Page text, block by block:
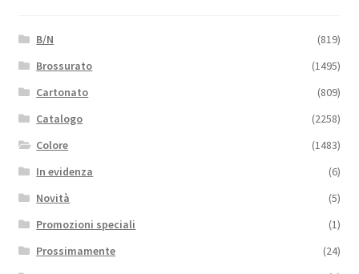
B/N
(819)
Brossurato
(1495)
Cartonato
(809)
Catalogo
(2258)
Colore
(1483)
In evidenza
(6)
Novità
(5)
Promozioni speciali
(1)
Prossimamente
(24)